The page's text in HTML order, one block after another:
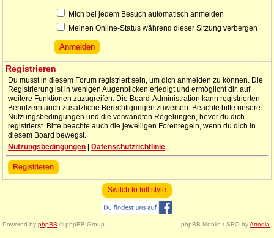
Mich bei jedem Besuch automatisch anmelden
Meinen Online-Status während dieser Sitzung verbergen
Registrieren
Du musst in diesem Forum registriert sein, um dich anmelden zu können. Die
Registrierung ist in wenigen Augenblicken erledigt und ermöglicht dir, auf
weitere Funktionen zuzugreifen. Die Board-Administration kann registrierten
Benutzern auch zusätzliche Berechtigungen zuweisen. Beachte bitte unsere
Nutzungsbedingungen und die verwandten Regelungen, bevor du dich
registrierst. Bitte beachte auch die jeweiligen Forenregeln, wenn du dich in
diesem Board bewegst.
Nutzungsbedingungen
Datenschutzrichtlinie
Registrieren
Switch to full style
Powered by phpBB © phpBB Group. phpBB Mobile / SEO byArtodia